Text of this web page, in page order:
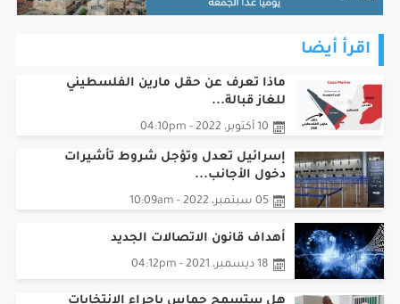
للغاز قبالة...
10 أكتوبر، 2022 - 04:10pm
إسرائيل تعدل وتؤجل شروط تأشيرات
دخول الأجانب...
05 سبتمبر، 2022 - 10:09am
18 ديسمبر، 2021 - 04:12pm
المحلية في غز...